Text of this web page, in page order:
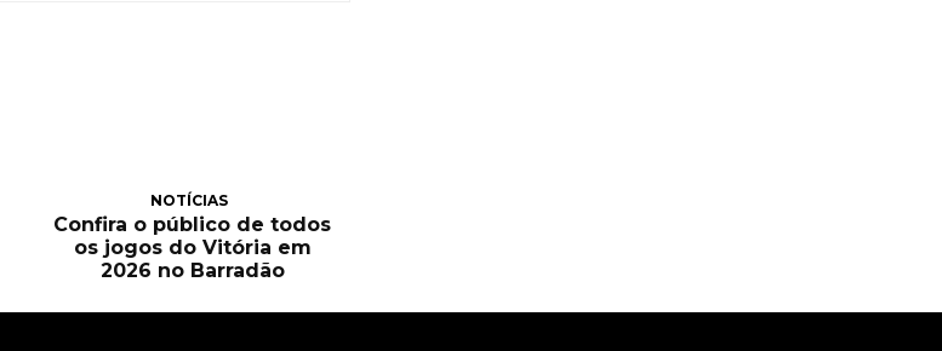
NOTÍCIAS
Confira o público de todos
os jogos do Vitória em
2026 no Barradão